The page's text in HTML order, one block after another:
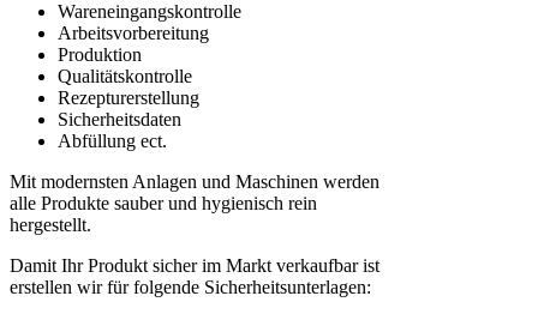
Wareneingangskontrolle
Arbeitsvorbereitung
Produktion
Qualitätskontrolle
Rezepturerstellung
Sicherheitsdaten
Abfüllung ect.
Mit modernsten Anlagen und Maschinen werden
alle Produkte sauber und hygienisch rein
hergestellt.
Damit Ihr Produkt sicher im Markt verkaufbar ist
erstellen wir für folgende Sicherheitsunterlagen: